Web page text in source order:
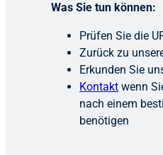
Was Sie tun können:
Prüfen Sie die
Zurück zu
Erkunden Sie
Kontakt wenn
nach einem
benötigen